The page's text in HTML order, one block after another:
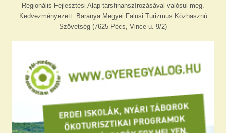
Regionális Fejlesztési Alap társfinanszírozásával valósul meg.
Kedvezményezett: Baranya Megyei Falusi Turizmus Közhasznú
Szövetség (7625 Pécs, Vince u. 9/2)